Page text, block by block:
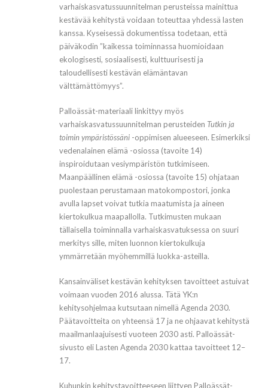
varhaiskasvatussuunnitelman perusteissa mainittua
kestävää kehitystä voidaan toteuttaa yhdessä lasten
kanssa. Kyseisessä dokumentissa todetaan, että
päiväkodin ”kaikessa toiminnassa huomioidaan
ekologisesti, sosiaalisesti, kulttuurisesti ja
taloudellisesti kestävän elämäntavan
välttämättömyys”.
Palloässät-materiaali linkittyy myös
varhaiskasvatussuunnitelman perusteiden Tutkin ja
toimin ympäristössäni -oppimisen alueeseen. Esimerkiksi
vedenalainen elämä -osiossa (tavoite 14)
inspiroidutaan vesiympäristön tutkimiseen.
Maanpäällinen elämä -osiossa (tavoite 15) ohjataan
puolestaan perustamaan matokompostori, jonka
avulla lapset voivat tutkia maatumista ja aineen
kiertokulkua maapallolla. Tutkimusten mukaan
tällaisella toiminnalla varhaiskasvatuksessa on suuri
merkitys sille, miten luonnon kiertokulkuja
ymmärretään myöhemmillä luokka-asteilla.
Kansainväliset kestävän kehityksen tavoitteet astuivat
voimaan vuoden 2016 alussa. Tätä YK:n
kehitysohjelmaa kutsutaan nimellä Agenda 2030.
Päätavoitteita on yhteensä 17 ja ne ohjaavat kehitystä
maailmanlaajuisesti vuoteen 2030 asti. Palloässät-
sivusto eli Lasten Agenda 2030 kattaa tavoitteet 12–
17.
Kuhunkin kehitystavoitteeseen liittyen Palloässät-